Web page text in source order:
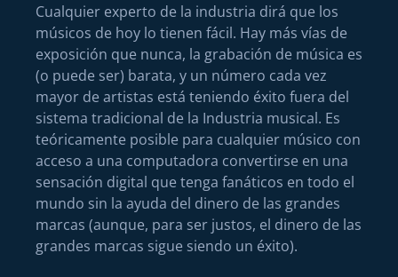
Cualquier experto de la industria dirá que los
músicos de hoy lo tienen fácil. Hay más vías de
exposición que nunca, la grabación de música es
(o puede ser) barata, y un número cada vez
mayor de artistas está teniendo éxito fuera del
sistema tradicional de la Industria musical. Es
teóricamente posible para cualquier músico con
acceso a una computadora convertirse en una
sensación digital que tenga fanáticos en todo el
mundo sin la ayuda del dinero de las grandes
marcas (aunque, para ser justos, el dinero de las
grandes marcas sigue siendo un éxito).